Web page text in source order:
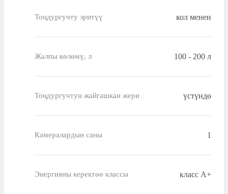
Тоңдургучту эритүү кол менен
Жалпы көлөмү, л 100 - 200 л
Тоңдургучтун жайгашкан жери үстүндө
Камералардын саны 1
Энергияны керектөө классы класс A+